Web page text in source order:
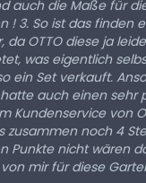
auch die Maße für
! 3. So ist das finden
da OTTO diese ja
was eigentlich
ein Set verkauft.
auch einen sehr
Kundenservice von
zusammen noch 4
Punkte nicht wären
mir für diese